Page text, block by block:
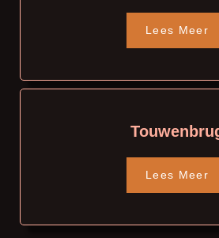
Lees Meer
Lees Meer